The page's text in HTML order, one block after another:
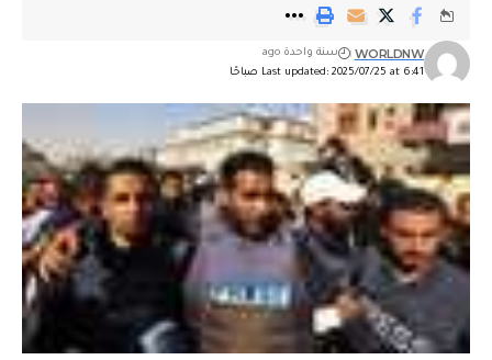
Last updated: 2025/07/25 at 6:41 صباحًا
WORLDNW سنة واحدة ago